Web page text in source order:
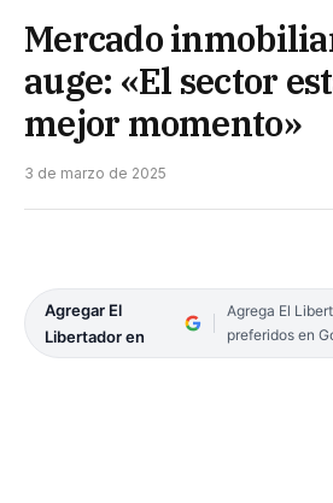
Mercado
auge: «El sector
mejor momento»
3 de marzo de 2025
Agregar El
Libertador en
Agrega El
preferidos en